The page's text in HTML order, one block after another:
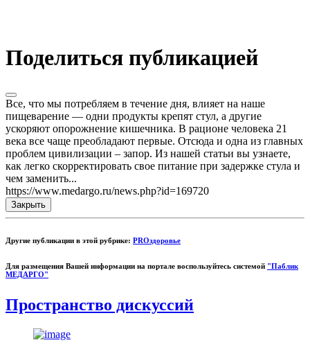
Поделиться публикацией
Все, что мы потребляем в течение дня, влияет на наше
пищеварение — одни продукты крепят стул, а другие
ускоряют опорожнение кишечника. В рационе человека 21
века все чаще преобладают первые. Отсюда и одна из главных
проблем цивилизации – запор. Из нашей статьи вы узнаете,
как легко скорректировать свое питание при задержке стула и
чем заменить...
https://www.medargo.ru/news.php?id=169720
Закрыть
Другие публикации в этой рубрике: PROздоровье
Для размещения Вашей информации на портале воспользуйтесь системой "Паблик
МЕДАРГО"
Пространство дискуссий